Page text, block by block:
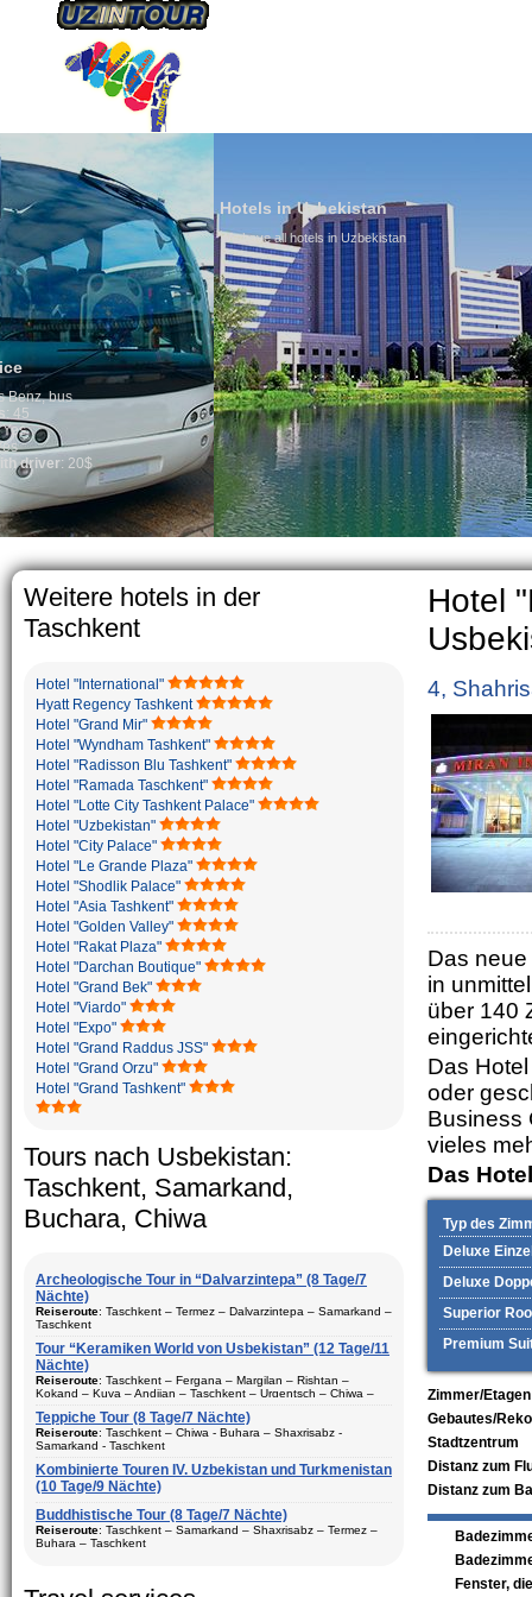
Hotels in Uzbekistan
We have all hotels in Uzbekistan
Culture of
By nature
is why migration
any influence on
general, the
growth is very
marriages is
percentage of
in the world.
family is
The usual
rather big. On
5-6 children.
Weitere hotels in der
Taschkent
Hotel "International"
Hyatt Regency Tashkent
Hotel "Grand Mir"
Hotel "Wyndham Tashkent"
Hotel "Radisson Blu Tashkent"
Hotel "Ramada Taschkent"
Hotel "Lotte City Tashkent Palace"
Hotel "Uzbekistan"
Hotel "City Palace"
Hotel "Le Grande Plaza"
Hotel "Shodlik Palace"
Hotel "Asia Tashkent"
Hotel "Golden Valley"
Hotel "Rakat Plaza"
Hotel "Darchan Boutique"
Hotel "Grand Bek"
Hotel "Viardo"
Hotel "Expo"
Hotel "Grand Raddus JSS"
Hotel "Grand Orzu"
Hotel "Grand Tashkent"
Tours nach Usbekistan:
Taschkent, Samarkand,
Buchara, Chiwa
Archeologische Tour in “Dalvarzintepa” (8 Tage/7
Nächte)
Reiseroute: Taschkent – Termez – Dalvarzintepa – Samarkand –
Taschkent
Dauer : 8 Tage/7 Nächte
Bewegungtyp: Fluglinie und Reisebus
Dalvarzintepa (3)
Saison: ganzes Jahr
Aufenhalt: In den Hotels, privaten Haus und Expeditions-Basis
Beschreibung:Reisen in den touristischen Städte
vonUsbekistan. Das beste Programm für den Besuch der
archäologischen Stätten von Surkhandarya Region
Tour “Keramiken World von Usbekistan” (12 Tage/11
Nächte)
Reiseroute: Taschkent – Fergana – Margilan – Rishtan –
Kokand – Kuva – Andijan – Taschkent – Urgentsch – Chiwa –
Dauer: 12 Tage/11 Nächte
Besuch Stadte: Taschkent (3) – Fergana (3) – Margilan –
Rishtan – Kokand – Kuva – Andijan – Chiwa (1) – Buchara (2) –
Gijduvan – Samarkand (2)
Saison: ganzes Jahr
Beschreibung:
Reisen in den größten touristischen Städte
Teppiche Tour (8 Tage/7 Nächte)
Reiseroute: Tasсhkent – Chiwa - Buhara – Shaxrisabz -
Samarkand - Taschkent
:
Dauer: 8 Tage, 7 Nächte
Bewegungtyp: Fluglinie ungd Reisebus
Besuch Stadte: Chiwa(1) - Taschkent (2) - Samarkand (2) -
Saison
: ganzes Jahr
Kombinierte Touren IV. Uzbekistan und Turkmenistan
(10 Tage/9 Nächte)
Buddhistische Tour (8 Tage/7 Nächte)
Reiseroute: Taschkent – Samarkand – Shaxrisabz – Termez –
Buhara – Taschkent
Hotel
4,
Das
in
über 140
Das
oder
Business
vieles
Das
Typ des
Deluxe
Deluxe
Superior
Premium
Zimmer/Etagen
Gebautes/
Stadtzentrum
Distanz zum
Distanz zum
Fenster,